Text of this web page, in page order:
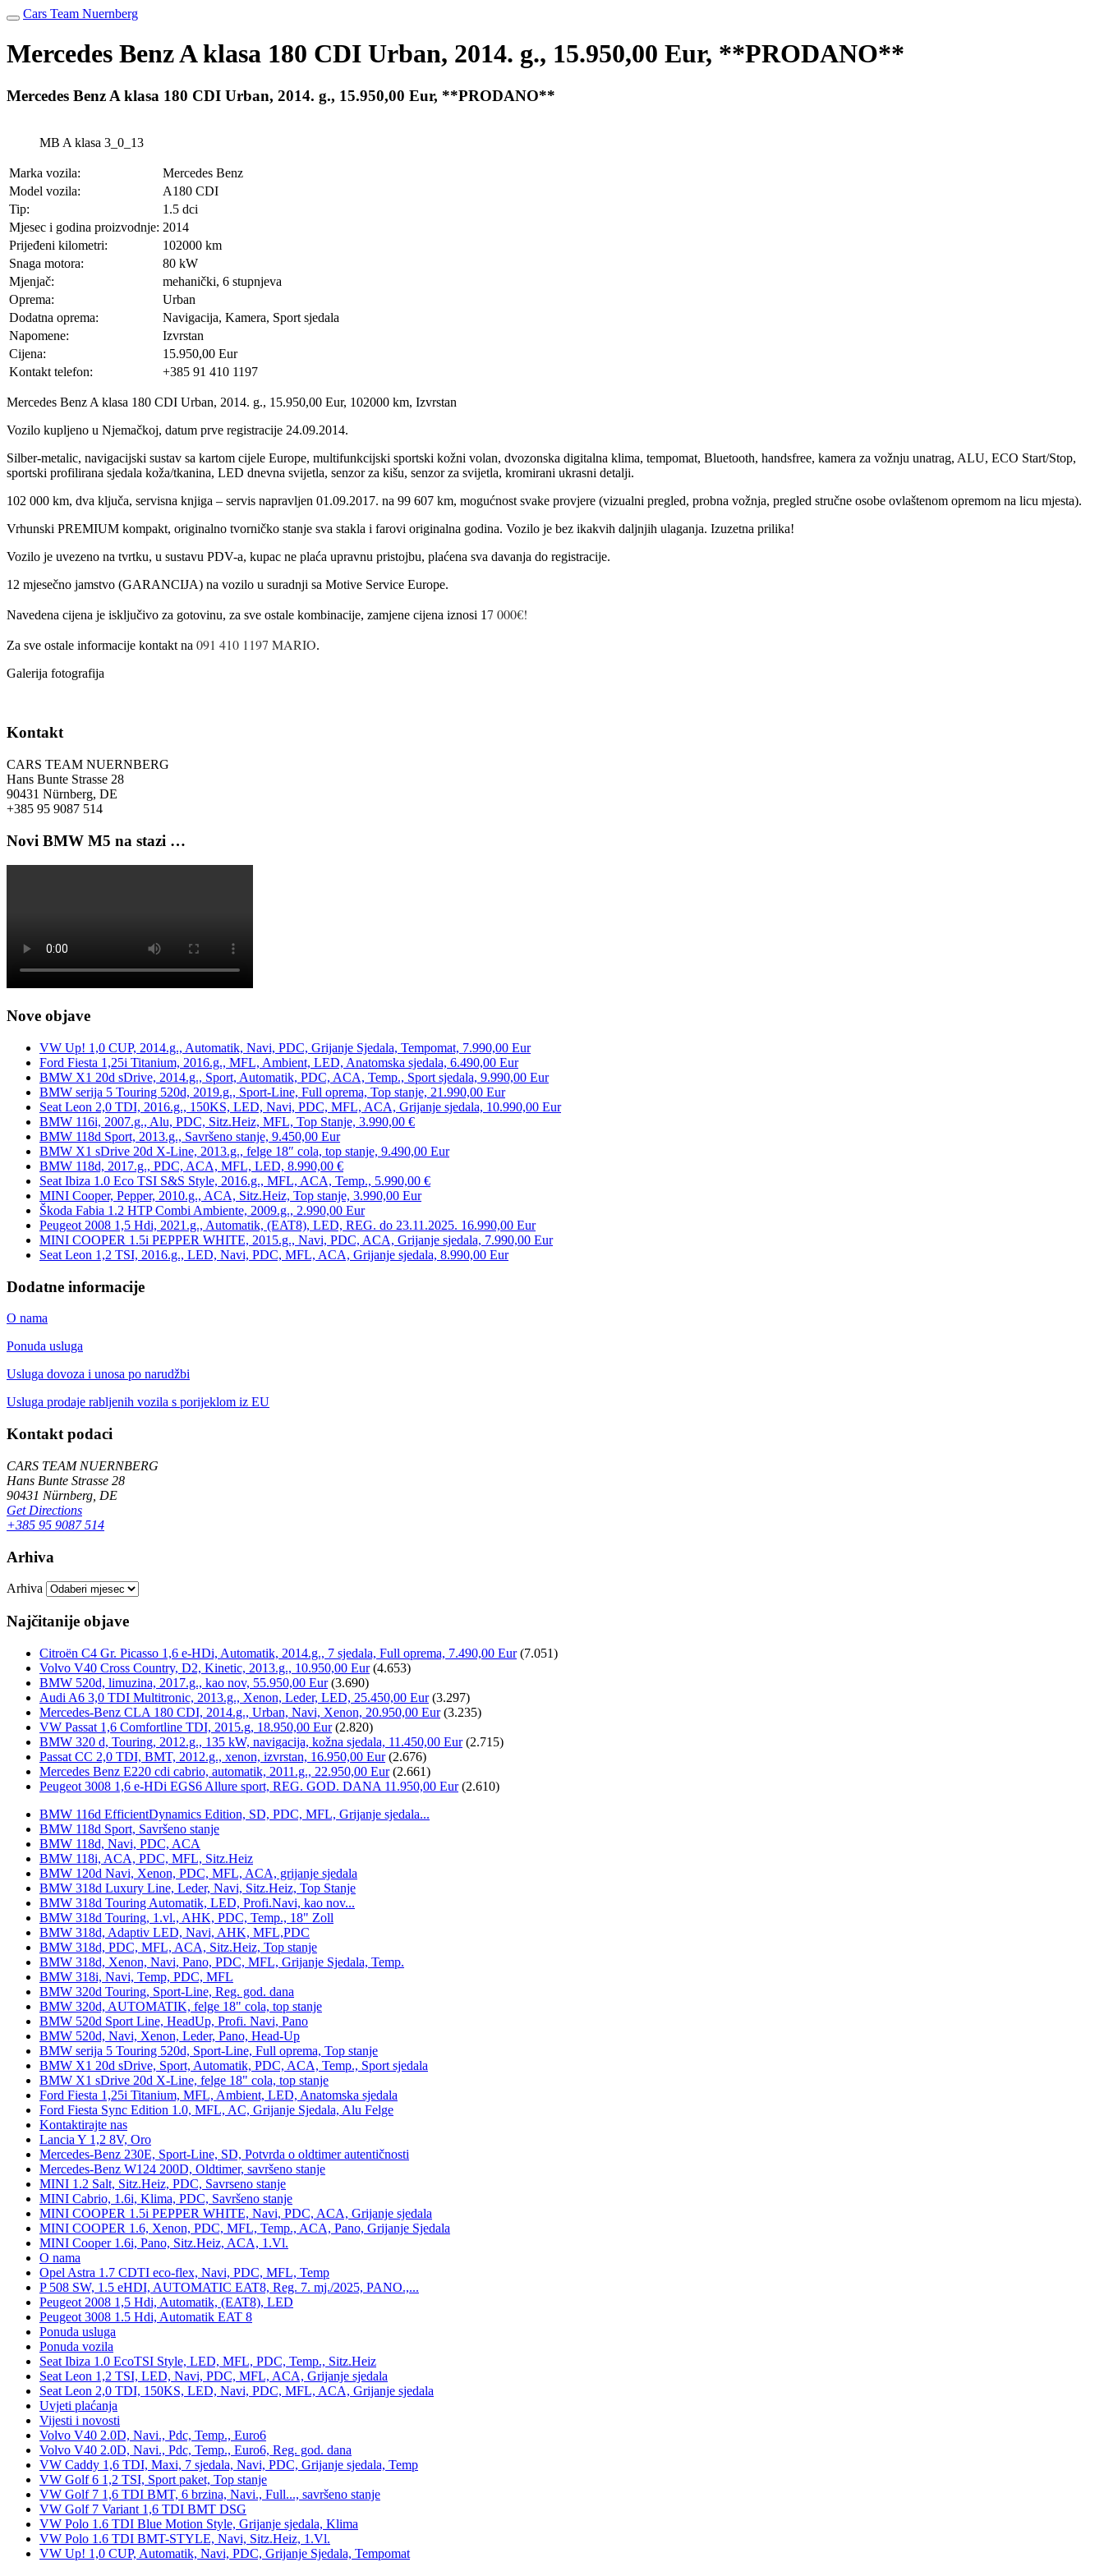
Cars Team Nuernberg
Mercedes Benz A klasa 180 CDI Urban, 2014. g., 15.950,00 Eur, **PRODANO**
Mercedes Benz A klasa 180 CDI Urban, 2014. g., 15.950,00 Eur, **PRODANO**
MB A klasa 3_0_13
Marka vozila:
Mercedes Benz
Model vozila:
A180 CDI
Tip:
1.5 dci
Mjesec i godina proizvodnje: 2014
Prijeđeni kilometri:
102000 km
Snaga motora:
80 kW
Mjenjač:
mehanički, 6 stupnjeva
Oprema:
Urban
Dodatna oprema:
Navigacija, Kamera, Sport sjedala
Napomene:
Izvrstan
Cijena:
15.950,00 Eur
Kontakt telefon:
+385 91 410 1197
Mercedes Benz A klasa 180 CDI Urban, 2014. g., 15.950,00 Eur, 102000 km, Izvrstan
Vozilo kupljeno u Njemačkoj, datum prve registracije 24.09.2014.
Silber-metalic, navigacijski sustav sa kartom cijele Europe, multifunkcijski sportski kožni volan, dvozonska digitalna klima, tempomat, Bluetooth, handsfree, kamera za vožnju unatrag, ALU, ECO Start/Stop,
sportski profilirana sjedala koža/tkanina, LED dnevna svijetla, senzor za kišu, senzor za svijetla, kromirani ukrasni detalji.
102 000 km, dva ključa, servisna knjiga – servis napravljen 01.09.2017. na 99 607 km, mogućnost svake provjere (vizualni pregled, probna vožnja, pregled stručne osobe ovlaštenom opremom na licu mjesta).
Vrhunski PREMIUM kompakt, originalno tvorničko stanje sva stakla i farovi originalna godina. Vozilo je bez ikakvih daljnjih ulaganja. Izuzetna prilika!
Vozilo je uvezeno na tvrtku, u sustavu PDV-a, kupac ne plaća upravnu pristojbu, plaćena sva davanja do registracije.
12 mjesečno jamstvo (GARANCIJA) na vozilo u suradnji sa Motive Service Europe.
Navedena cijena je isključivo za gotovinu, za sve ostale kombinacije, zamjene cijena iznosi 17 000€!
Za sve ostale informacije kontakt na 091 410 1197 MARIO.
Galerija fotografija
Kontakt
CARS TEAM NUERNBERG
Hans Bunte Strasse 28
90431 Nürnberg, DE
+385 95 9087 514
Novi BMW M5 na stazi …
Nove objave
VW Up! 1,0 CUP, 2014.g., Automatik, Navi, PDC, Grijanje Sjedala, Tempomat, 7.990,00 Eur
Ford Fiesta 1,25i Titanium, 2016.g., MFL, Ambient, LED, Anatomska sjedala, 6.490,00 Eur
BMW X1 20d sDrive, 2014.g., Sport, Automatik, PDC, ACA, Temp., Sport sjedala, 9.990,00 Eur
BMW serija 5 Touring 520d, 2019.g., Sport-Line, Full oprema, Top stanje, 21.990,00 Eur
Seat Leon 2,0 TDI, 2016.g., 150KS, LED, Navi, PDC, MFL, ACA, Grijanje sjedala, 10.990,00 Eur
BMW 116i, 2007.g., Alu, PDC, Sitz.Heiz, MFL, Top Stanje, 3.990,00 €
BMW 118d Sport, 2013.g., Savršeno stanje, 9.450,00 Eur
BMW X1 sDrive 20d X-Line, 2013.g., felge 18″ cola, top stanje, 9.490,00 Eur
BMW 118d, 2017.g., PDC, ACA, MFL, LED, 8.990,00 €
Seat Ibiza 1.0 Eco TSI S&S Style, 2016.g., MFL, ACA, Temp., 5.990,00 €
MINI Cooper, Pepper, 2010.g., ACA, Sitz.Heiz, Top stanje, 3.990,00 Eur
Škoda Fabia 1.2 HTP Combi Ambiente, 2009.g., 2.990,00 Eur
Peugeot 2008 1,5 Hdi, 2021.g., Automatik, (EAT8), LED, REG. do 23.11.2025. 16.990,00 Eur
MINI COOPER 1.5i PEPPER WHITE, 2015.g., Navi, PDC, ACA, Grijanje sjedala, 7.990,00 Eur
Seat Leon 1,2 TSI, 2016.g., LED, Navi, PDC, MFL, ACA, Grijanje sjedala, 8.990,00 Eur
Dodatne informacije
O nama
Ponuda usluga
Usluga dovoza i unosa po narudžbi
Usluga prodaje rabljenih vozila s porijeklom iz EU
Kontakt podaci
CARS TEAM NUERNBERG
Hans Bunte Strasse 28
90431 Nürnberg, DE
Get Directions
+385 95 9087 514
Arhiva
Arhiva
Najčitanije objave
Citroën C4 Gr. Picasso 1,6 e-HDi, Automatik, 2014.g., 7 sjedala, Full oprema, 7.490,00 Eur (7.051)
Volvo V40 Cross Country, D2, Kinetic, 2013.g., 10.950,00 Eur (4.653)
BMW 520d, limuzina, 2017.g., kao nov, 55.950,00 Eur (3.690)
Audi A6 3,0 TDI Multitronic, 2013.g., Xenon, Leder, LED, 25.450,00 Eur (3.297)
Mercedes-Benz CLA 180 CDI, 2014.g., Urban, Navi, Xenon, 20.950,00 Eur (3.235)
VW Passat 1,6 Comfortline TDI, 2015.g, 18.950,00 Eur (2.820)
BMW 320 d, Touring, 2012.g., 135 kW, navigacija, kožna sjedala, 11.450,00 Eur (2.715)
Passat CC 2,0 TDI, BMT, 2012.g., xenon, izvrstan, 16.950,00 Eur (2.676)
Mercedes Benz E220 cdi cabrio, automatik, 2011.g., 22.950,00 Eur (2.661)
Peugeot 3008 1,6 e-HDi EGS6 Allure sport, REG. GOD. DANA 11.950,00 Eur (2.610)
BMW 116d EfficientDynamics Edition, SD, PDC, MFL, Grijanje sjedala...
BMW 118d Sport, Savršeno stanje
BMW 118d, Navi, PDC, ACA
BMW 118i, ACA, PDC, MFL, Sitz.Heiz
BMW 120d Navi, Xenon, PDC, MFL, ACA, grijanje sjedala
BMW 318d Luxury Line, Leder, Navi, Sitz.Heiz, Top Stanje
BMW 318d Touring Automatik, LED, Profi.Navi, kao nov...
BMW 318d Touring, 1.vl., AHK, PDC, Temp., 18" Zoll
BMW 318d, Adaptiv LED, Navi, AHK, MFL,PDC
BMW 318d, PDC, MFL, ACA, Sitz.Heiz, Top stanje
BMW 318d, Xenon, Navi, Pano, PDC, MFL, Grijanje Sjedala, Temp.
BMW 318i, Navi, Temp, PDC, MFL
BMW 320d Touring, Sport-Line, Reg. god. dana
BMW 320d, AUTOMATIK, felge 18" cola, top stanje
BMW 520d Sport Line, HeadUp, Profi. Navi, Pano
BMW 520d, Navi, Xenon, Leder, Pano, Head-Up
BMW serija 5 Touring 520d, Sport-Line, Full oprema, Top stanje
BMW X1 20d sDrive, Sport, Automatik, PDC, ACA, Temp., Sport sjedala
BMW X1 sDrive 20d X-Line, felge 18" cola, top stanje
Ford Fiesta 1,25i Titanium, MFL, Ambient, LED, Anatomska sjedala
Ford Fiesta Sync Edition 1.0, MFL, AC, Grijanje Sjedala, Alu Felge
Kontaktirajte nas
Lancia Y 1,2 8V, Oro
Mercedes-Benz 230E, Sport-Line, SD, Potvrda o oldtimer autentičnosti
Mercedes-Benz W124 200D, Oldtimer, savršeno stanje
MINI 1.2 Salt, Sitz.Heiz, PDC, Savrseno stanje
MINI Cabrio, 1.6i, Klima, PDC, Savršeno stanje
MINI COOPER 1.5i PEPPER WHITE, Navi, PDC, ACA, Grijanje sjedala
MINI COOPER 1.6, Xenon, PDC, MFL, Temp., ACA, Pano, Grijanje Sjedala
MINI Cooper 1.6i, Pano, Sitz.Heiz, ACA, 1.Vl.
O nama
Opel Astra 1.7 CDTI eco-flex, Navi, PDC, MFL, Temp
P 508 SW, 1.5 eHDI, AUTOMATIC EAT8, Reg. 7. mj./2025, PANO.,...
Peugeot 2008 1,5 Hdi, Automatik, (EAT8), LED
Peugeot 3008 1.5 Hdi, Automatik EAT 8
Ponuda usluga
Ponuda vozila
Seat Ibiza 1.0 EcoTSI Style, LED, MFL, PDC, Temp., Sitz.Heiz
Seat Leon 1,2 TSI, LED, Navi, PDC, MFL, ACA, Grijanje sjedala
Seat Leon 2,0 TDI, 150KS, LED, Navi, PDC, MFL, ACA, Grijanje sjedala
Uvjeti plaćanja
Vijesti i novosti
Volvo V40 2.0D, Navi., Pdc, Temp., Euro6
Volvo V40 2.0D, Navi., Pdc, Temp., Euro6, Reg. god. dana
VW Caddy 1,6 TDI, Maxi, 7 sjedala, Navi, PDC, Grijanje sjedala, Temp
VW Golf 6 1,2 TSI, Sport paket, Top stanje
VW Golf 7 1,6 TDI BMT, 6 brzina, Navi., Full..., savršeno stanje
VW Golf 7 Variant 1,6 TDI BMT DSG
VW Polo 1.6 TDI Blue Motion Style, Grijanje sjedala, Klima
VW Polo 1.6 TDI BMT-STYLE, Navi, Sitz.Heiz, 1.Vl.
VW Up! 1,0 CUP, Automatik, Navi, PDC, Grijanje Sjedala, Tempomat